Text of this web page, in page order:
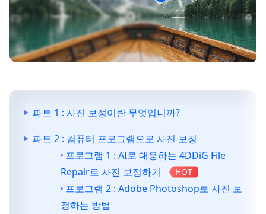
파트 1 : 사진 보정이란 무엇입니까?
파트 2 : 컴퓨터 프로그램으로 사진 보정
프로그램 1 : AI로 대응하는 4DDiG File
Repair로 사진 보정하기
HOT
프로그램 2 : Adobe Photoshop로 사진 보
정하는 방법